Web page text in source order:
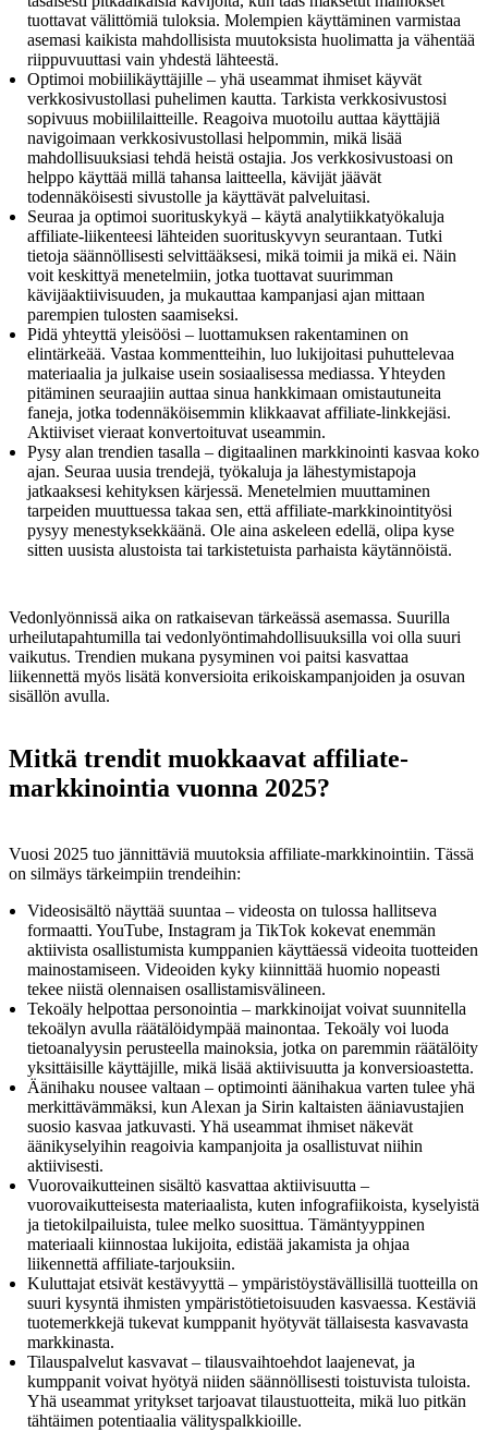
tuottavat välittömiä tuloksia. Molempien käyttäminen varmistaa
asemasi kaikista mahdollisista muutoksista huolimatta ja vähentää
riippuvuuttasi vain yhdestä lähteestä.
Optimoi mobiilikäyttäjille – yhä useammat ihmiset käyvät
verkkosivustollasi puhelimen kautta. Tarkista verkkosivustosi
sopivuus mobiililaitteille. Reagoiva muotoilu auttaa käyttäjiä
navigoimaan verkkosivustollasi helpommin, mikä lisää
mahdollisuuksiasi tehdä heistä ostajia. Jos verkkosivustoasi on
helppo käyttää millä tahansa laitteella, kävijät jäävät
todennäköisesti sivustolle ja käyttävät palveluitasi.
Seuraa ja optimoi suorituskykyä – käytä analytiikkatyökaluja
affiliate-liikenteesi lähteiden suorituskyvyn seurantaan. Tutki
tietoja säännöllisesti selvittääksesi, mikä toimii ja mikä ei. Näin
voit keskittyä menetelmiin, jotka tuottavat suurimman
kävijäaktiivisuuden, ja mukauttaa kampanjasi ajan mittaan
parempien tulosten saamiseksi.
Pidä yhteyttä yleisöösi – luottamuksen rakentaminen on
elintärkeää. Vastaa kommentteihin, luo lukijoitasi puhuttelevaa
materiaalia ja julkaise usein sosiaalisessa mediassa. Yhteyden
pitäminen seuraajiin auttaa sinua hankkimaan omistautuneita
faneja, jotka todennäköisemmin klikkaavat affiliate-linkkejäsi.
Aktiiviset vieraat konvertoituvat useammin.
Pysy alan trendien tasalla – digitaalinen markkinointi kasvaa koko
ajan. Seuraa uusia trendejä, työkaluja ja lähestymistapoja
jatkaaksesi kehityksen kärjessä. Menetelmien muuttaminen
tarpeiden muuttuessa takaa sen, että affiliate-markkinointityösi
pysyy menestyksekkäänä. Ole aina askeleen edellä, olipa kyse
sitten uusista alustoista tai tarkistetuista parhaista käytännöistä.
Vedonlyönnissä aika on ratkaisevan tärkeässä asemassa. Suurilla
urheilutapahtumilla tai vedonlyöntimahdollisuuksilla voi olla suuri
vaikutus. Trendien mukana pysyminen voi paitsi kasvattaa
liikennettä myös lisätä konversioita erikoiskampanjoiden ja osuvan
sisällön avulla.
Mitkä trendit muokkaavat affiliate-
markkinointia vuonna 2025?
Vuosi 2025 tuo jännittäviä muutoksia affiliate-markkinointiin. Tässä
on silmäys tärkeimpiin trendeihin:
Videosisältö näyttää suuntaa – videosta on tulossa hallitseva
formaatti. YouTube, Instagram ja TikTok kokevat enemmän
aktiivista osallistumista kumppanien käyttäessä videoita tuotteiden
mainostamiseen. Videoiden kyky kiinnittää huomio nopeasti
tekee niistä olennaisen osallistamisvälineen.
Tekoäly helpottaa personointia – markkinoijat voivat suunnitella
tekoälyn avulla räätälöidympää mainontaa. Tekoäly voi luoda
tietoanalyysin perusteella mainoksia, jotka on paremmin räätälöity
yksittäisille käyttäjille, mikä lisää aktiivisuutta ja konversioastetta.
Äänihaku nousee valtaan – optimointi äänihakua varten tulee yhä
merkittävämmäksi, kun Alexan ja Sirin kaltaisten ääniavustajien
suosio kasvaa jatkuvasti. Yhä useammat ihmiset näkevät
äänikyselyihin reagoivia kampanjoita ja osallistuvat niihin
aktiivisesti.
Vuorovaikutteinen sisältö kasvattaa aktiivisuutta –
vuorovaikutteisesta materiaalista, kuten infografiikoista, kyselyistä
ja tietokilpailuista, tulee melko suosittua. Tämäntyyppinen
materiaali kiinnostaa lukijoita, edistää jakamista ja ohjaa
liikennettä affiliate-tarjouksiin.
Kuluttajat etsivät kestävyyttä – ympäristöystävällisillä tuotteilla on
suuri kysyntä ihmisten ympäristötietoisuuden kasvaessa. Kestäviä
tuotemerkkejä tukevat kumppanit hyötyvät tällaisesta kasvavasta
markkinasta.
Tilauspalvelut kasvavat – tilausvaihtoehdot laajenevat, ja
kumppanit voivat hyötyä niiden säännöllisesti toistuvista tuloista.
Yhä useammat yritykset tarjoavat tilaustuotteita, mikä luo pitkän
tähtäimen potentiaalia välityspalkkioille.